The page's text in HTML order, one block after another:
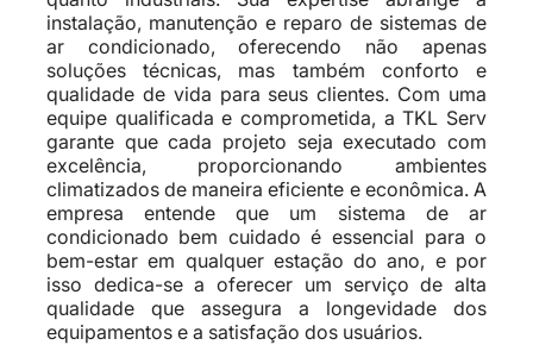
instalação, manutenção e reparo de sistemas de
ar condicionado, oferecendo não apenas
soluções técnicas, mas também conforto e
qualidade de vida para seus clientes. Com uma
equipe qualificada e comprometida, a TKL Serv
garante que cada projeto seja executado com
excelência, proporcionando ambientes
climatizados de maneira eficiente e econômica. A
empresa entende que um sistema de ar
condicionado bem cuidado é essencial para o
bem-estar em qualquer estação do ano, e por
isso dedica-se a oferecer um serviço de alta
qualidade que assegura a longevidade dos
equipamentos e a satisfação dos usuários.